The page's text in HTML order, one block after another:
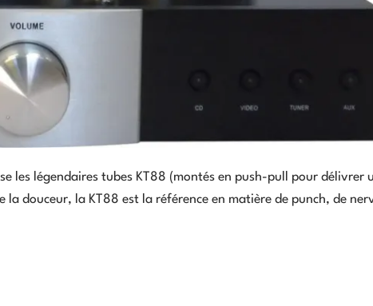
les légendaires tubes KT88 (montés en push-pull pour délivrer
douceur, la KT88 est la référence en matière de punch, de